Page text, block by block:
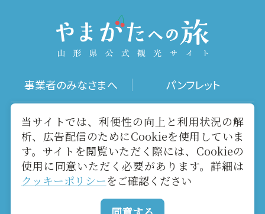
事業者のみなさまへ パンフレット
写真ダウンロード 動画ギャラリー
お役立ちリンク 当サイトについて
メールマガジン お問い合わせ
当サイトでは、利便性の向上と利用状況の解
析、広告配信のためにCookieを使用していま
す。サイトを閲覧いただく際には、Cookieの
使用に同意いただく必要があります。詳細は
クッキーポリシーをご確認ください